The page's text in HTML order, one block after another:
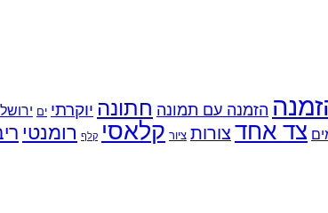
הזמנה עם תמונה חתונה יוקרתי ים
צד אחד צורות ציור קלאסי קלף רומנטי